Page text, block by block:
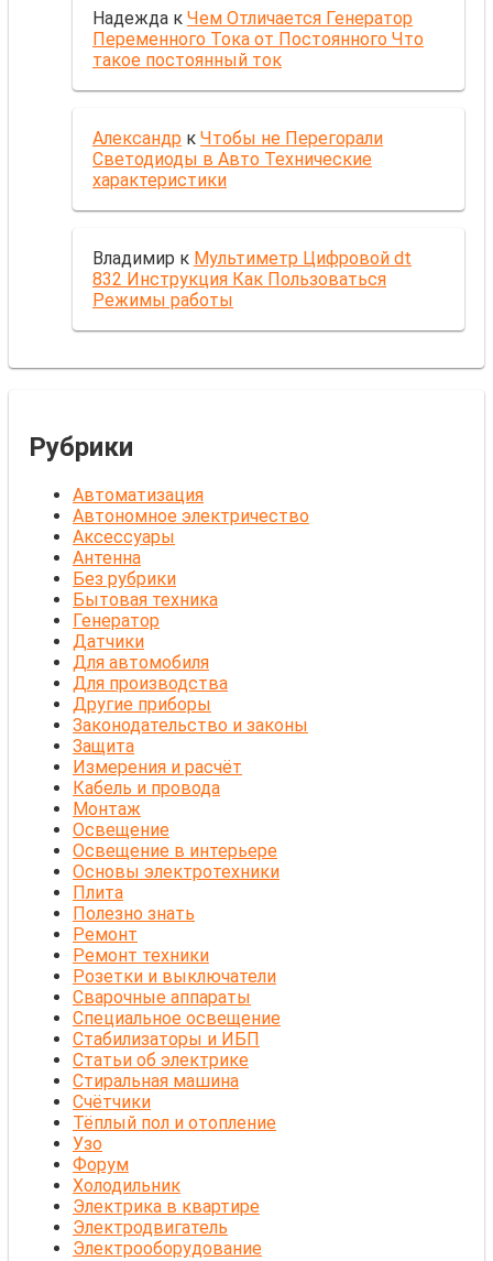
Надежда к Чем Отличается Генератор
Переменного Тока от Постоянного Что
такое постоянный ток
Александр к Чтобы не Перегорали
Светодиоды в Авто Технические
характеристики
Владимир к Мультиметр Цифровой dt
832 Инструкция Как Пользоваться
Режимы работы
Рубрики
Автоматизация
Автономное электричество
Аксессуары
Антенна
Без рубрики
Бытовая техника
Генератор
Датчики
Для автомобиля
Для производства
Другие приборы
Законодательство и законы
Защита
Измерения и расчёт
Кабель и провода
Монтаж
Освещение
Освещение в интерьере
Основы электротехники
Плита
Полезно знать
Ремонт
Ремонт техники
Розетки и выключатели
Сварочные аппараты
Специальное освещение
Стабилизаторы и ИБП
Статьи об электрике
Стиральная машина
Счётчики
Тёплый пол и отопление
Узо
Форум
Холодильник
Электрика в квартире
Электродвигатель
Электрооборудование